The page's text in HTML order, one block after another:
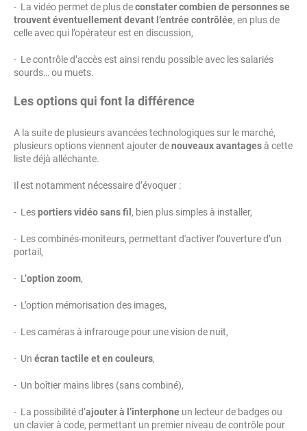
- La vidéo permet de plus deconstater combien de personnes se
trouventéventuellement devant l’entrée contrôlée, en plus de
celle avec qui l’opérateur est en discussion,
- Le contrôle d’accès est ainsi rendu possible avec les salariés
sourds… ou muets.
Les options qui font la différence
A la suite de plusieurs avancées technologiques sur le marché,
plusieurs options viennent ajouter denouveaux avantagesà cette
liste déjà alléchante.
Il est notamment nécessaire d’évoquer :
- Lesportiers vidéo sans fil , bien plus simples à installer,
- Les combinés-moniteurs, permettant d'activer l’ouverture d’un
portail,
- L’option zoom,
- L’option mémorisation des images,
- Les caméras à infrarouge pour une vision de nuit,
- Un écran tactile et en couleurs,
- Un boîtier mains libres (sans combiné),
- La possibilité d’ajouter à l’interphone un lecteur de badges ou
un clavier à code, permettant un premier niveau de contrôle pour